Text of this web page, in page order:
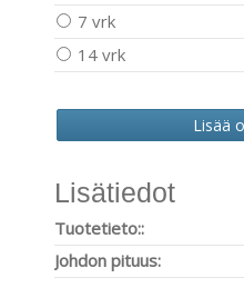
7 vrk
14 vrk
Lisätiedot
Tuotetieto::
Johdon pituus: